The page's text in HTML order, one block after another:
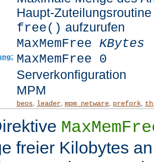
Haupt-
free() aufzurufen
MaxMemFree KBytes
MaxMemFree 0
Serverkonfiguration
MPM
beos, leader, mpm_netware, prefork,
freier Kilobytes